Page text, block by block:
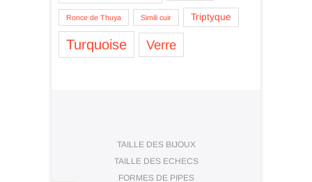
Ronce de Thuya Simili cuir Triptyque
Turquoise Verre
TAILLE DES BIJOUX
TAILLE DES ECHECS
FORMES DE PIPES